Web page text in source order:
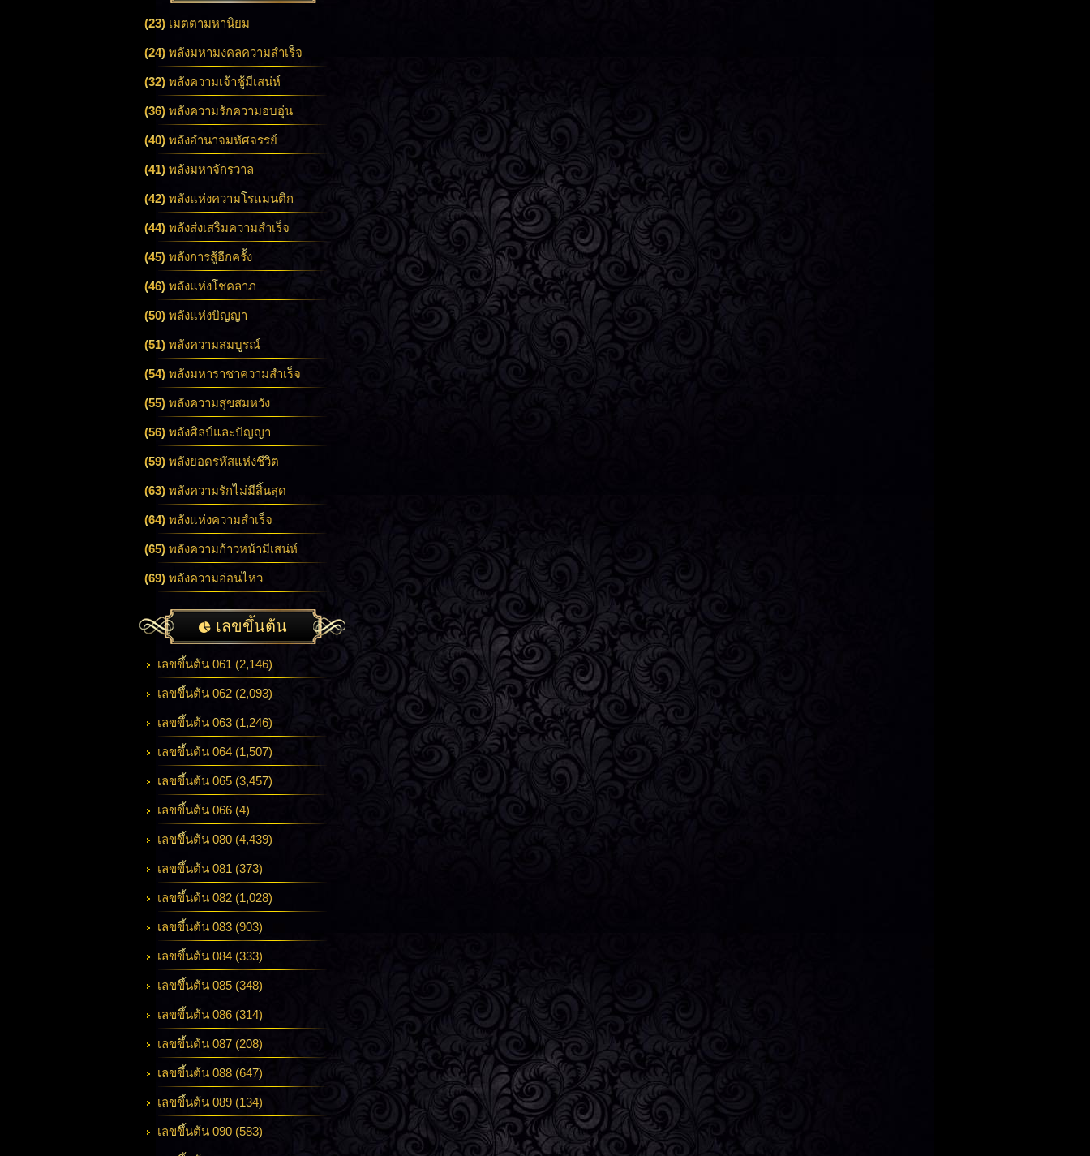
(23) เมตตามหานิยม
(24) พลังมหามงคลความสำเร็จ
(32) พลังความเจ้าชู้มีเสน่ห์
(36) พลังความรักความอบอุ่น
(40) พลังอำนาจมหัศจรรย์
(41) พลังมหาจักรวาล
(42) พลังแห่งความโรแมนติก
(44) พลังส่งเสริมความสำเร็จ
(45) พลังการสู้อีกครั้ง
(46) พลังแห่งโชคลาภ
(50) พลังแห่งปัญญา
(51) พลังความสมบูรณ์
(54) พลังมหาราชาความสำเร็จ
(55) พลังความสุขสมหวัง
(56) พลังศิลป์และปัญญา
(59) พลังยอดรหัสแห่งชีวิต
(63) พลังความรักไม่มีสิ้นสุด
(64) พลังแห่งความสำเร็จ
(65) พลังความก้าวหน้ามีเสน่ห์
(69) พลังความอ่อนไหว
เลขขึ้นต้น
เลขขึ้นต้น 061 (2,146)
เลขขึ้นต้น 062 (2,093)
เลขขึ้นต้น 063 (1,246)
เลขขึ้นต้น 064 (1,507)
เลขขึ้นต้น 065 (3,457)
เลขขึ้นต้น 066 (4)
เลขขึ้นต้น 080 (4,439)
เลขขึ้นต้น 081 (373)
เลขขึ้นต้น 082 (1,028)
เลขขึ้นต้น 083 (903)
เลขขึ้นต้น 084 (333)
เลขขึ้นต้น 085 (348)
เลขขึ้นต้น 086 (314)
เลขขึ้นต้น 087 (208)
เลขขึ้นต้น 088 (647)
เลขขึ้นต้น 089 (134)
เลขขึ้นต้น 090 (583)